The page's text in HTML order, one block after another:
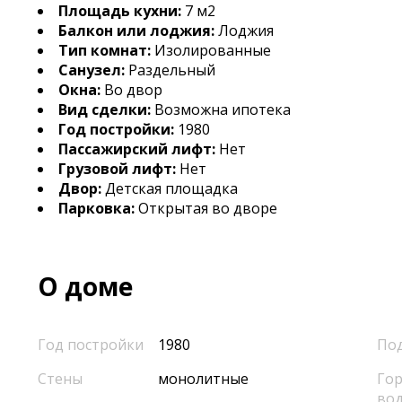
Площадь кухни: 7 м2
Балкон или лоджия:Лоджия
Тип комнат: Изолированные
Санузел: Раздельный
Окна: Во двор
Вид сделки: Возможна ипотека
Год постройки: 1980
Пассажирский лифт: Нет
Грузовой лифт: Нет
Двор:Детская площадка
Парковка:Открытая во дворе
О доме
Год постройки
1980
Стены
монолитные